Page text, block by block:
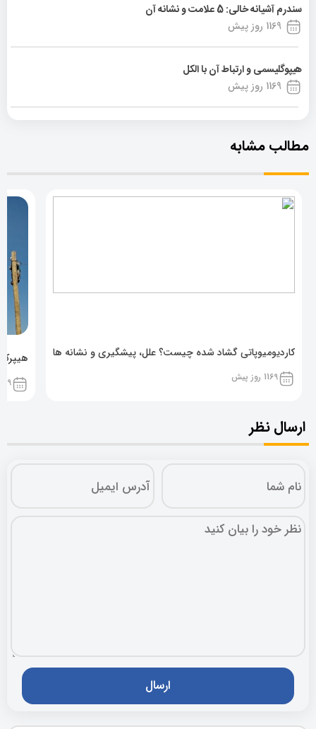
سندرم آشیانه خالی: 5 علامت و نشانه آن
1169 روز پیش
هیپوگلیسمی و ارتباط آن با الکل
1169 روز پیش
مطالب مشابه
کاردیومیوپاتی گشاد شده چیست؟ علل، پیشگیری و نشانه ها
1169 روز پیش 1169
ارسال نظر